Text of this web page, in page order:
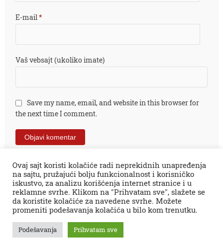
E-mail*
Vaš vebsajt (ukoliko imate)
Save my name, email, and website in this browser for
the next time I comment.
Sva prava zadržana © 2026. Zaječar Online
impresum PR tekstovi kontakt kolumne
Zaječarske VESTI
Ovaj sajt koristi kolačiće radi neprekidnih unapređenja
na sajtu, pružajući bolju funkcionalnost i korisničko
iskustvo, za analizu korišćenja internet stranice i u
reklamne svrhe. Klikom na "Prihvatam sve", slažete se
da koristite kolačiće za navedene svrhe. Možete
promeniti podešavanja kolačića u bilo kom trenutku.
Podešavanja Prihvatam sve